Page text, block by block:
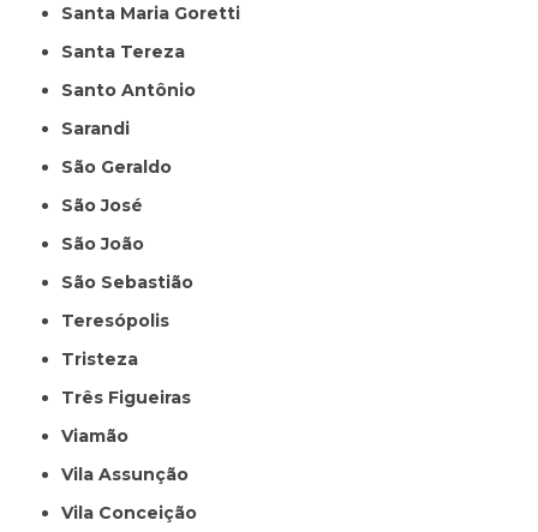
Santa Maria Goretti
Santa Tereza
Santo Antônio
Sarandi
São Geraldo
São José
São João
São Sebastião
Teresópolis
Tristeza
Três Figueiras
Viamão
Vila Assunção
Vila Conceição